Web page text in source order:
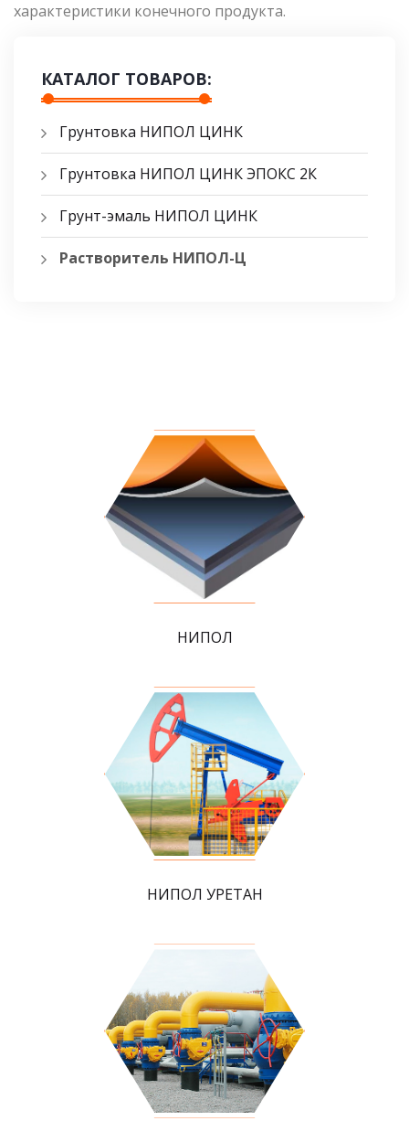
характеристики конечного продукта.
КАТАЛОГ ТОВАРОВ:
Грунтовка НИПОЛ ЦИНК
Грунтовка НИПОЛ ЦИНК ЭПОКС 2К
Грунт-эмаль НИПОЛ ЦИНК
Растворитель НИПОЛ-Ц
НИПОЛ
НИПОЛ УРЕТАН